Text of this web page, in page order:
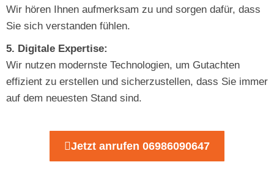
Wir hören Ihnen aufmerksam zu und sorgen dafür, dass
Sie sich verstanden fühlen.
5. Digitale Expertise:
Wir nutzen modernste Technologien, um Gutachten
effizient zu erstellen und sicherzustellen, dass Sie immer
auf dem neuesten Stand sind.
Jetzt anrufen 06986090647